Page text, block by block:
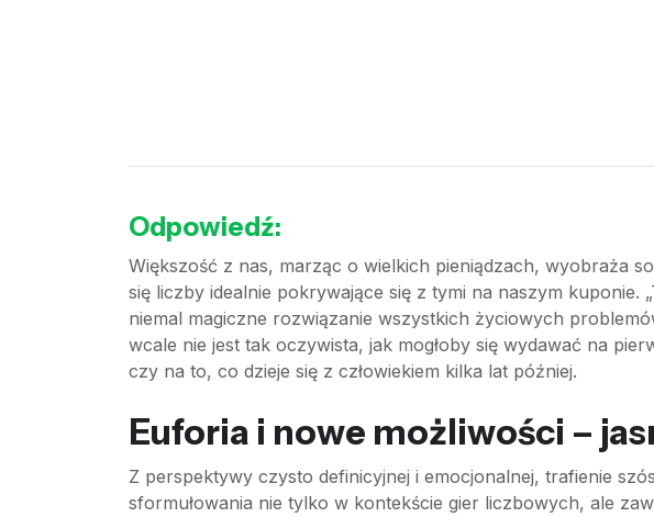
Odpowiedź:
Większość z nas, marząc o wielkich pieniądzach, wyobraża
się liczby idealnie pokrywające się z tymi na naszym
niemal magiczne rozwiązanie wszystkich życiowych
wcale nie jest tak oczywista, jak mogłoby się wydawać na
czy na to, co dzieje się z człowiekiem kilka lat później.
Euforia i nowe możliwości –
Z perspektywy czysto definicyjnej i emocjonalnej, trafienie
sformułowania nie tylko w kontekście gier liczbowych, ale